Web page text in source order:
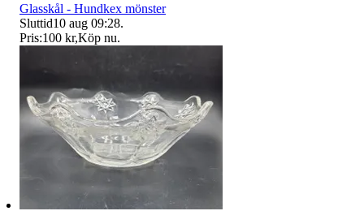
Glasskål - Hundkex mönster
Sluttid10 aug 09:28.
Pris:100 kr,Köp nu.